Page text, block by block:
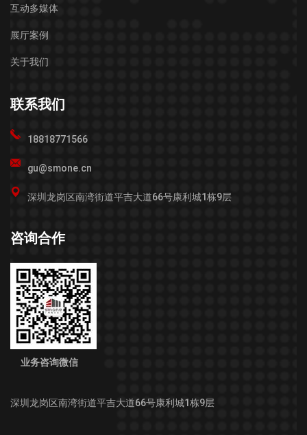
互动多媒体
展厅案例
关于我们
联系我们
18818771566
gu@smone.cn
深圳龙岗区南湾街道平吉大道66号康利城1栋9层
咨询合作
业务咨询微信
深圳龙岗区南湾街道平吉大道66号康利城1栋9层